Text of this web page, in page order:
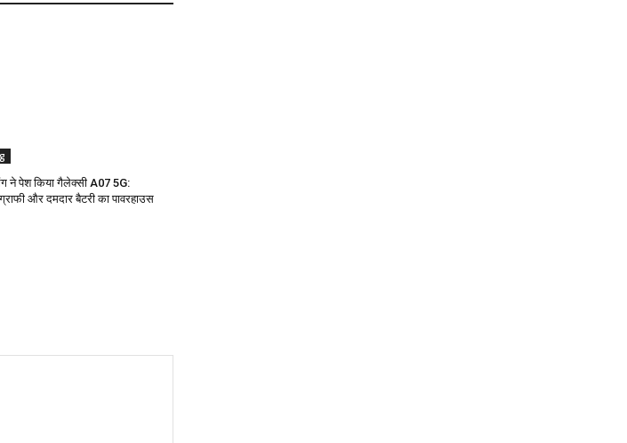
ने पेश किया गैलेक्सी A07 5G:
और दमदार बैटरी का पावरहाउस